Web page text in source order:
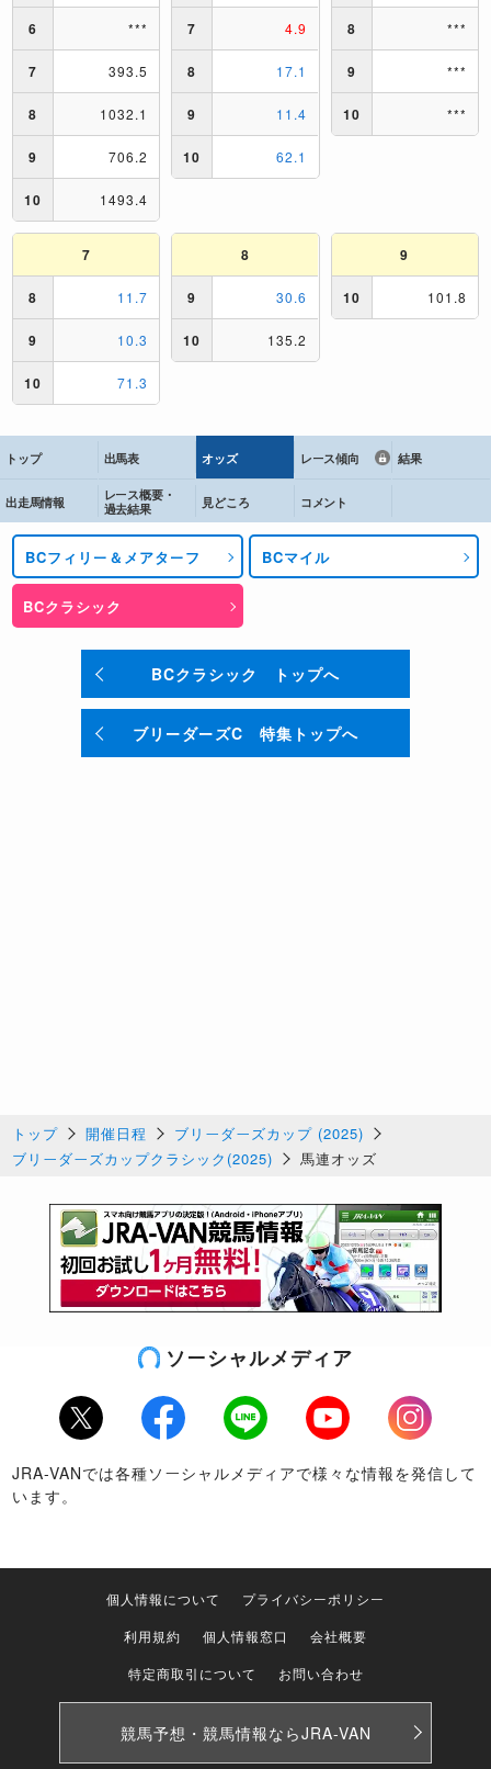
トップ 出馬表 オッズ レース傾向 結果
出走馬情報
レース概要・
過去結果
見どころ コメント
BCフィリー＆メアターフ BCマイル
BCクラシック
BCクラシック トップへ
ブリーダーズC 特集トップへ
トップ 開催日程
ブリーダーズカップ (2025)
ブリーダーズカップクラシック(2025)
馬連オッズ
ソーシャルメディア
Twitter Facebook LINE Youtube
Instagram
JRA-VANでは各種ソーシャルメディアで様々な情報を発信して
います。
個人情報について
プライバシーポリシー
利用規約
個人情報窓口
会社概要
特定商取引について
お問い合わせ
競馬予想・競馬情報ならJRA-VAN